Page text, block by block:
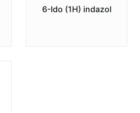
6-Ido (1H) indazol